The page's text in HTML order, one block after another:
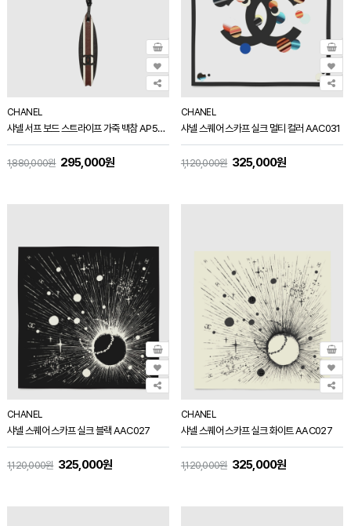
CHANEL
샤넬 서프 보드 스트라이프 가죽 백참 AP5178
1,880,000원 295,000원
CHANEL
샤넬 스퀘어 스카프 실크 멀티 컬러 AAC031
1,120,000원 325,000원
CHANEL
샤넬 스퀘어 스카프 실크 블랙 AAC027
1,120,000원 325,000원
CHANEL
샤넬 스퀘어 스카프 실크 화이트 AAC027
1,120,000원 325,000원